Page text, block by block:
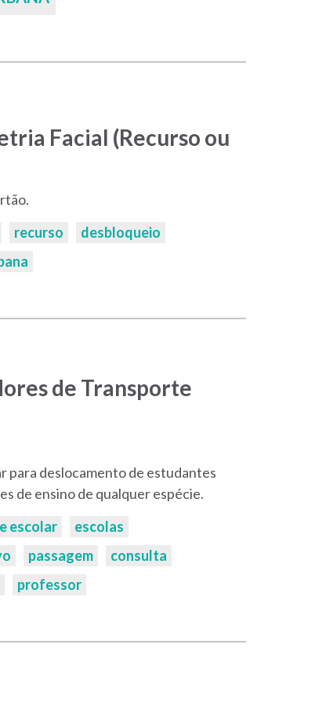
Facial (Recurso ou
recurso
desbloqueio
de Transporte
para deslocamento de estudantes
de ensino de qualquer espécie.
escolar
escolas
passagem
consulta
professor